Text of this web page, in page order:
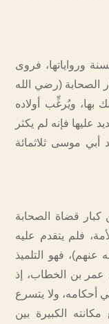
ورواياتها، فروى
الصحابة (رضي الله
بها، ويُرغِّب أولاده
عليها فإنه لم يكثر
أبي موسى ثلاثمائة
قضاة الصحابة
فلم يتقدم عليه
فهو التلميذ
عمر بن الخطاب، إذ
أحكامه، ولا يتسرع
الكبيرة بين